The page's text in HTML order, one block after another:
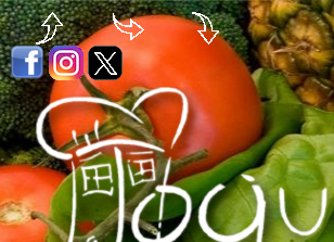
Panneau de gestion des cookies